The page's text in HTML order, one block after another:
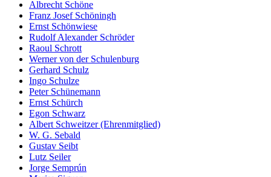
Albrecht Schöne
Franz Josef Schöningh
Ernst Schönwiese
Rudolf Alexander Schröder
Raoul Schrott
Werner von der Schulenburg
Gerhard Schulz
Ingo Schulze
Peter Schünemann
Ernst Schürch
Egon Schwarz
Albert Schweitzer (Ehrenmitglied)
W. G. Sebald
Gustav Seibt
Lutz Seiler
Jorge Semprún